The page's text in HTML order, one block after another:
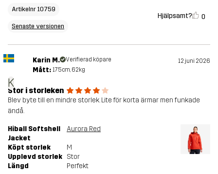
Artikelnr 10759
Senaste versionen
Hjälpsamt? 0
K
Karin M. Verifierad köpare 12 juni 2026
Mått: 175cm, 62kg
Stor i storleken
Blev byte till en mindre storlek. Lite för korta ärmar men funkade
ändå.
Hiball Softshell
Jacket
Aurora Red
Köpt storlek
M
Upplevd storlek Stor
Längd
Perfekt